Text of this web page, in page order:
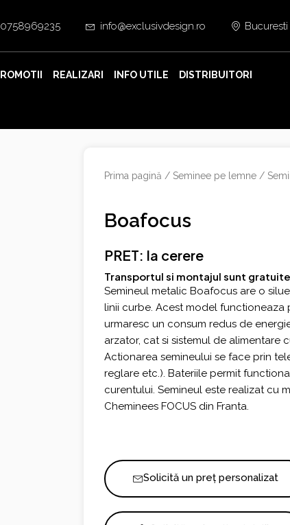
0758969235 info@exclusivdesign.ro Bucuresti
REALIZARI INFO UTILE DISTRIBUITORI
Prima pagină / Seminee pe lemne /
Boafocus
PRET: la cerere
Transportul si montajul sunt
Semineul metalic Boafocus are o
linii curbe. Acest model
urmaresc un consum redus de
arzator, cat si sistemul de alimentare
Actionarea semineului se face prin
reglare etc.). Bateriile permit
curentului. Semineul este realizat cu
Cheminees FOCUS din Franta.
Solicită un preț personalizat